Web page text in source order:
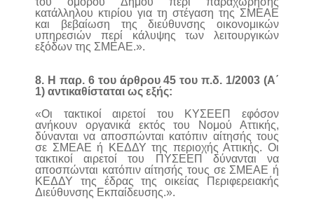
κατάλληλου κτιρίου για τη στέγαση της ΣΜΕΑΕ
και βεβαίωση της διεύθυνσης οικονομικών
υπηρεσιών περί κάλυψης των λειτουργικών
εξόδων της ΣΜΕΑΕ.».
8. Η παρ. 6 του άρθρου 45 του π.δ. 1/2003 (Α΄
1) αντικαθίσταται ως εξής:
«Οι τακτικοί αιρετοί του ΚΥΣΕΕΠ εφόσον
ανήκουν οργανικά εκτός του Νομού Αττικής,
δύνανται να αποσπώνται κατόπιν αίτησής τους
σε ΣΜΕΑΕ ή ΚΕΔΔΥ της περιοχής Αττικής. Οι
τακτικοί αιρετοί του ΠΥΣΕΕΠ δύνανται να
αποσπώνται κατόπιν αίτησής τους σε ΣΜΕΑΕ ή
ΚΕΔΔΥ της έδρας της οικείας Περιφερειακής
Διεύθυνσης Εκπαίδευσης.».